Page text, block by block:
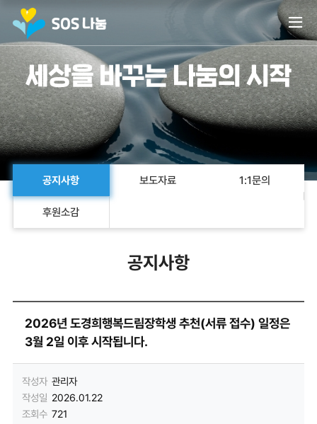
열기
공지사항 보도자료 1:1문의
후원소감
공지사항
2026년 도경희행복드림장학생 추천(서류 접수) 일정은
3월 2일 이후 시작됩니다.
작성자 관리자
작성일 2026.01.22
조회수 721